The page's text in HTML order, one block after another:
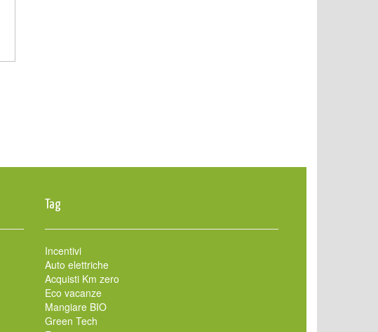
Tag
Incentivi
Auto elettriche
Acquisti Km zero
Eco vacanze
Mangiare BIO
Green Tech